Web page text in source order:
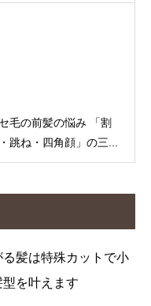
毛の前髪の悩み 「割
跳ね・四角顔」の三...
髪は特殊カットで小
を叶えます